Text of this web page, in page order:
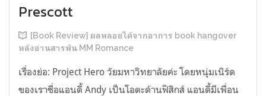
Prescott
[Book Review] ผลพลอยได้จากอาการ book hangover
หลังอ่านสารพัน MM Romance
เรื่องย่อ: Project Hero วัยมหาวิทยาลัยค่ะ โดยหนุ่มเนิร์ด
ของเราชื่อแอนดี้ Andy เป็นโอตะด้านฟิสิกส์ แอนดี้มีเพื่อน